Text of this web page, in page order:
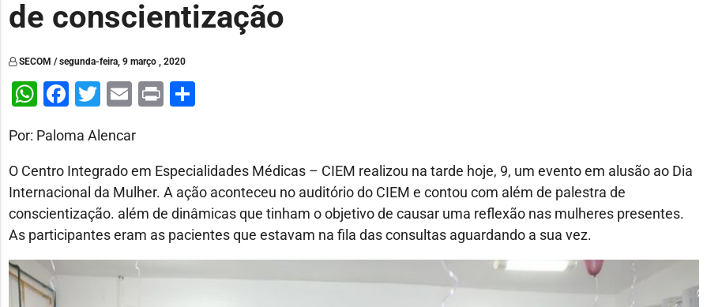
de conscientização
SECOM / segunda-feira, 9 março , 2020
WhatsApp
Facebook
Twitter
Email
Print
Por: Paloma Alencar
O Centro Integrado em Especialidades Médicas – CIEM realizou na tarde hoje, 9, um evento em alusão ao Dia
Internacional da Mulher. A ação aconteceu no auditório do CIEM e contou com além de palestra de
conscientização. além de dinâmicas que tinham o objetivo de causar uma reflexão nas mulheres presentes.
As participantes eram as pacientes que estavam na fila das consultas aguardando a sua vez.